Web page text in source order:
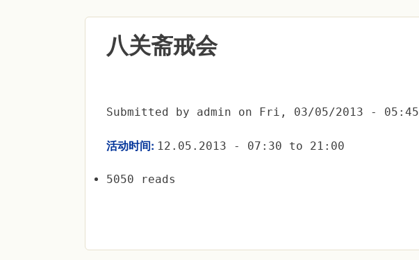
八关斋戒会
Submitted by admin on Fri, 03/05/2013 - 05:45
活动时间: 12.05.2013 - 07:30 to 21:00
5050 reads